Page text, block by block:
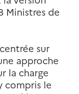
Ministres de
sur
approche
la charge
compris le